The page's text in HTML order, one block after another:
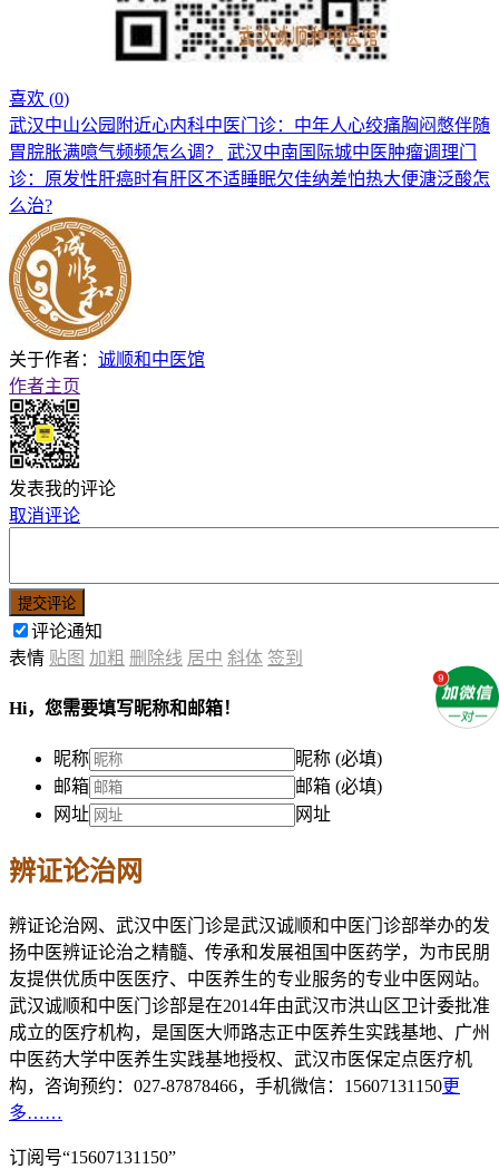
喜欢 (0)
武汉中山公园附近心内科中医门诊：中年人心绞痛胸闷憋伴随
胃脘胀满噫气频频怎么调？
武汉中南国际城中医肿瘤调理门
诊：原发性肝癌时有肝区不适睡眠欠佳纳差怕热大便溏泛酸怎
么治?
关于作者： 诚顺和中医馆
作者主页
发表我的评论
取消评论
提交评论
评论通知
表情 贴图 加粗 删除线 居中 斜体 签到
Hi，您需要填写昵称和邮箱！
昵称
昵称 (必填)
邮箱
邮箱 (必填)
网址
网址
辨证论治网
辨证论治网、武汉中医门诊是武汉诚顺和中医门诊部举办的发
扬中医辨证论治之精髓、传承和发展祖国中医药学，为市民朋
友提供优质中医医疗、中医养生的专业服务的专业中医网站。
武汉诚顺和中医门诊部是在2014年由武汉市洪山区卫计委批准
成立的医疗机构，是国医大师路志正中医养生实践基地、广州
中医药大学中医养生实践基地授权、武汉市医保定点医疗机
构，咨询预约：027-87878466，手机微信：15607131150更
多……
订阅号“15607131150”